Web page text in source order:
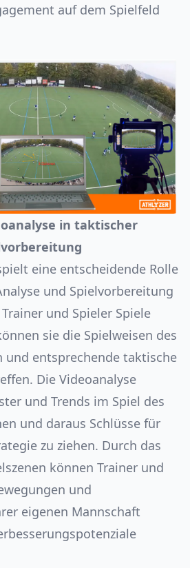
auf dem Spielfeld
in taktischer
eine entscheidende Rolle
und Spielvorbereitung
und Spieler Spiele
sie die Spielweisen des
und entsprechende taktische
Die Videoanalyse
und Trends im Spiel des
und daraus Schlüsse für
zu ziehen. Durch das
können Trainer und
und
eigenen Mannschaft